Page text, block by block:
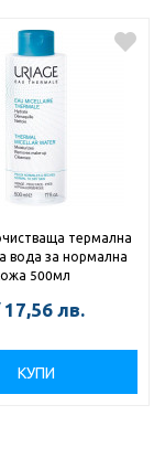
термална
вода за нормална
500мл
17,56 лв.
КУПИ